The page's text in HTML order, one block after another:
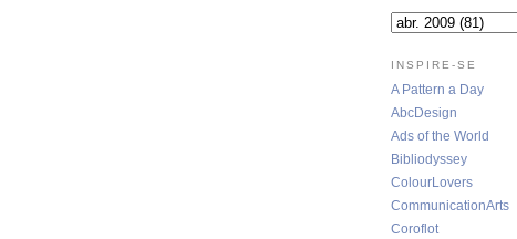
INSPIRE-SE
A Pattern a Day
AbcDesign
Ads of the World
Bibliodyssey
ColourLovers
CommunicationArts
Coroflot